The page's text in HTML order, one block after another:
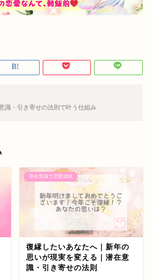
識・引き寄せの法則で叶う仕組み
潜在意識で恋愛成就
復縁したいあなたへ｜新年の
思いが現実を変える｜潜在意
識・引き寄せの法則